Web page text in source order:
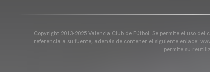
Copyright 2013-2025 Valencia Club de Fútbol. Se permite el uso
referencia a su fuente, además de contener el siguiente enlace:
permite su